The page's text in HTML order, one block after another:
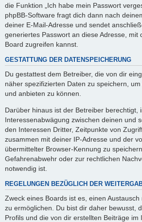
die Funktion „Ich habe mein Passwort
phpBB-Software fragt dich dann nach
deiner E-Mail-Adresse und sendet
generiertes Passwort an diese Adresse, mit
Board zugreifen kannst.
GESTATTUNG DER DATENSPEICHERUNG
Du gestattest dem Betreiber, die von dir
näher spezifizierten Daten zu speichern,
und anbieten zu können.
Darüber hinaus ist der Betreiber berechtigt,
Interessenabwägung zwischen deinen und
den Interessen Dritter, Zeitpunkte von
zusammen mit deiner IP-Adresse und der
übermittelter Browser-Kennung zu
Gefahrenabwehr oder zur rechtlichen
notwendig ist.
REGELUNGEN BEZÜGLICH DER
Zweck eines Boards ist es, einen
zu ermöglichen. Du bist dir daher bewusst,
Profils und die von dir erstellten Beiträge im